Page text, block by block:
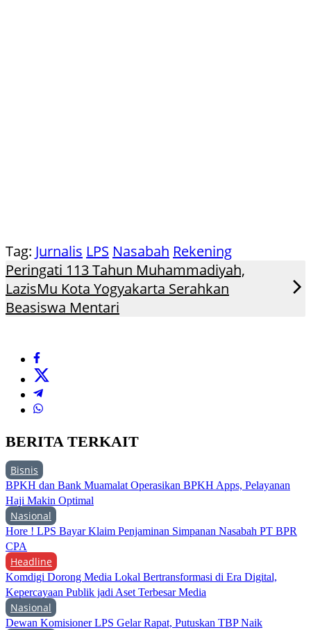
Tag: Jurnalis LPS Nasabah Rekening
Peringati 113 Tahun Muhammadiyah,
LazisMu Kota Yogyakarta Serahkan
Beasiswa Mentari
BERITA TERKAIT
Bisnis
BPKH dan Bank Muamalat Operasikan BPKH Apps, Pelayanan
Haji Makin Optimal
Nasional
Hore ! LPS Bayar Klaim Penjaminan Simpanan Nasabah PT BPR
CPA
Headline
Komdigi Dorong Media Lokal Bertransformasi di Era Digital,
Kepercayaan Publik jadi Aset Terbesar Media
Nasional
Dewan Komisioner LPS Gelar Rapat, Putuskan TBP Naik